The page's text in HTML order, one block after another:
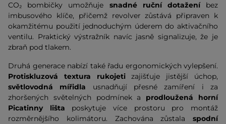
CO₂ bombičky umožňuje snadné ruční dotaženíbez
imbusového klíče, přičemž revolver zůstává připraven k
okamžitému použití jednoduchým úderem do aktivačního
ventilu. Praktický výstražník navíc jasně signalizuje, že je
zbraň pod tlakem.
Druhá generace nabízí také řadu ergonomických vylepšení.
Protiskluzová textura rukojetizajišťuje jistější úchop,
světlovodná mířidla usnadňují přesné zamíření i za
zhoršených světelných podmínek a prodloužená horní
Picatinny lišta poskytuje více prostoru pro montáž
rozměrnějšího kolimátoru. Zachována zůstala spodní